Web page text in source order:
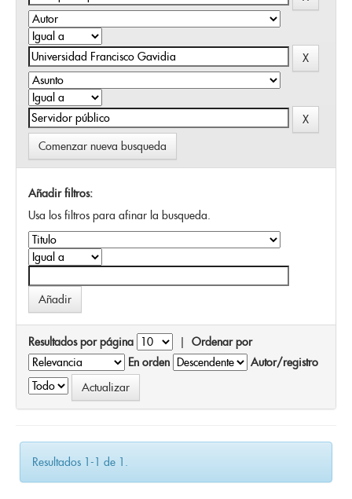
Comenzar nueva busqueda
Añadir filtros:
Usa los filtros para afinar la busqueda.
Resultados por página | Ordenar por
En orden
Autor/registro
Resultados 1-1 de 1.